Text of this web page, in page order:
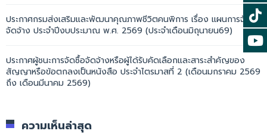
ประกาศกรมส่งเสริมและพัฒนาคุณภาพชีวิตคนพิการ เรื่อง แผนการจัดซื้อ
จัดจ้าง ประจำปีงบประมาณ พ.ศ. 2569 (ประจำเดือนมิถุนายน69)
ประกาศผู้ชนะการจัดซื้อจัดจ้างหรือผู้ได้รับคัดเลือกและสาระสำคัญของ
สัญญาหรือข้อตกลงเป็นหนังสือ ประจำไตรมาสที่ 2 (เดือนมกราคม 2569
ถึง เดือนมีนาคม 2569)
ความเห็นล่าสุด